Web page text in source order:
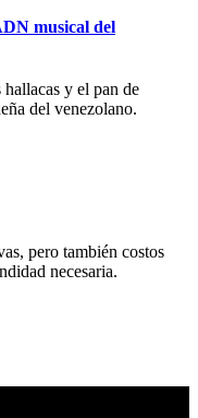
musical del
y el pan de
del venezolano.
pero también costos
necesaria.